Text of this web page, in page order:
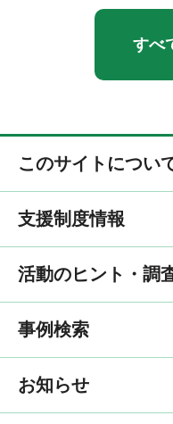
すべ
このサイトについ
支援制度情報
活動のヒント・調
事例検索
お知らせ